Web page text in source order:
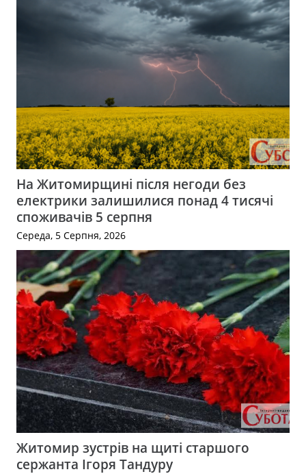
На Житомирщині після негоди без
електрики залишилися понад 4 тисячі
споживачів 5 серпня
Середа, 5 Серпня, 2026
Житомир зустрів на щиті старшого
сержанта Ігоря Тандуру